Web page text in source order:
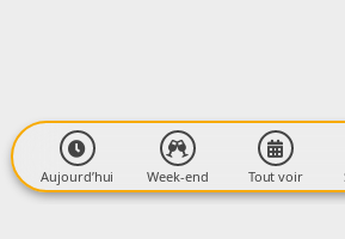
Aujourd’hui Week-end Tout voir